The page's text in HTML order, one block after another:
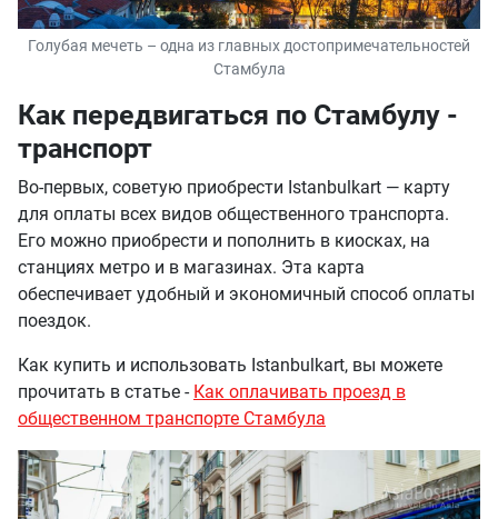
Голубая мечеть – одна из главных достопримечательностей
Стамбула
Как передвигаться по Стамбулу -
транспорт
Во-первых, советую приобрести Istanbulkart — карту
для оплаты всех видов общественного транспорта.
Его можно приобрести и пополнить в киосках, на
станциях метро и в магазинах. Эта карта
обеспечивает удобный и экономичный способ оплаты
поездок.
Как купить и использовать Istanbulkart, вы можете
прочитать в статье - Как оплачивать проезд в
общественном транспорте Стамбула